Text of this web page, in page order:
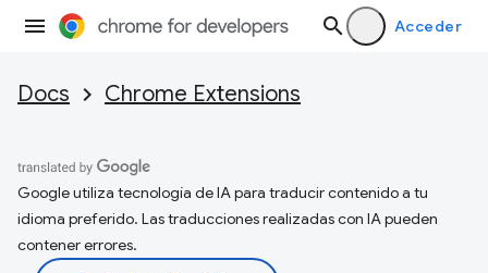
Acceder
Docs Chrome Extensions
Google utiliza tecnología de IA para traducir contenido a tu
idioma preferido. Las traducciones realizadas con IA pueden
contener errores.